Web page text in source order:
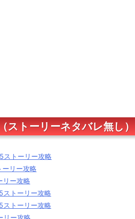
ストーリーネタバレ無し）
トーリー攻略
リー攻略
ー攻略
トーリー攻略
トーリー攻略
ー攻略